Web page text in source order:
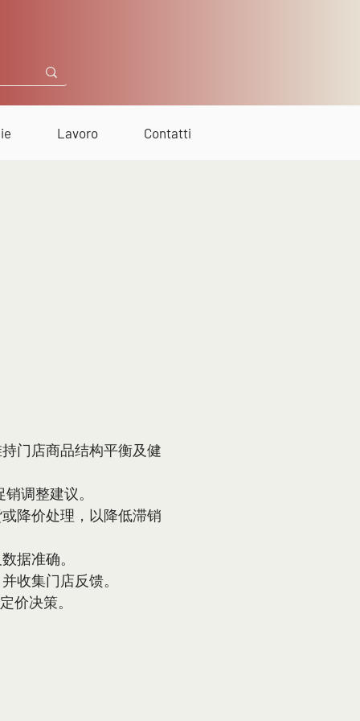
Lavoro Contatti
门店商品结构平衡及健
调整建议。
降价处理，以降低滞销
据准确。
收集门店反馈。
价决策。